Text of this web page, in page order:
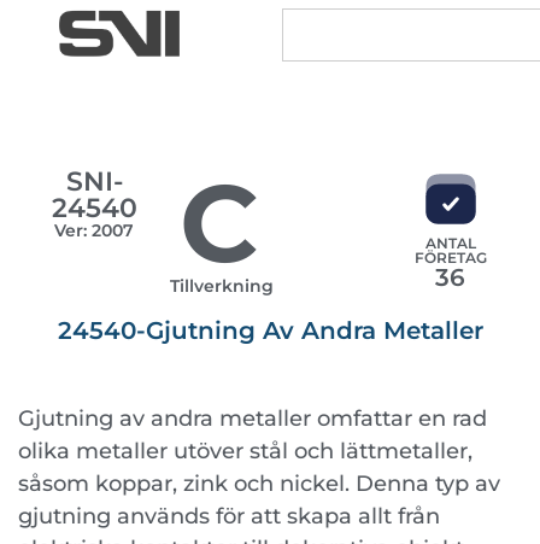
SNI-
24540
Ver: 2007 C
Tillverkning
ANTAL
FÖRETAG
36
24540-Gjutning Av Andra Metaller
Gjutning av andra metaller omfattar en rad
olika metaller utöver stål och lättmetaller,
såsom koppar, zink och nickel. Denna typ av
gjutning används för att skapa allt från